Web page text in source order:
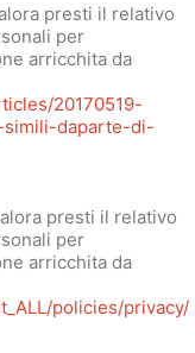
presti il relativo
per
arricchita da
20170519-
daparte-di-
presti il relativo
per
arricchita da
policies/privacy/